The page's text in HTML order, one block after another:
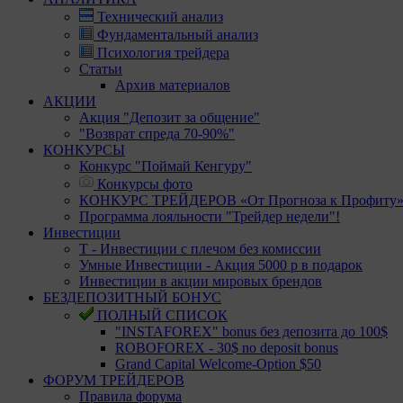
Технический анализ
Фундаментальный анализ
Психология трейдера
Статьи
Архив материалов
АКЦИИ
Акция "Депозит за общение"
"Возврат спреда 70-90%"
КОНКУРСЫ
Конкурс "Поймай Кенгуру"
Конкурсы фото
КОНКУРС ТРЕЙДЕРОВ «От Прогноза к Профиту»
Программа лояльности "Трейдер недели"!
Инвестиции
Т - Инвестиции с плечом без комиссии
Умные Инвестиции - Акция 5000 р в подарок
Инвестиции в акции мировых брендов
БЕЗДЕПОЗИТНЫЙ БОНУС
ПОЛНЫЙ СПИСОК
"INSTAFOREX" bonus без депозита до 100$
ROBOFOREX - 30$ no deposit bonus
Grand Capital Welcome-Option $50
ФОРУМ ТРЕЙДЕРОВ
Правила форума